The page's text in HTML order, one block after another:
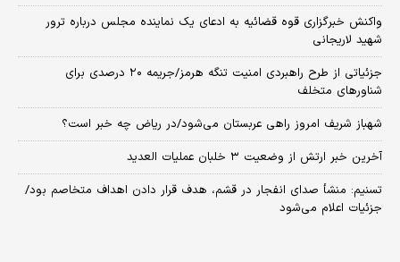
واکنش خبرگزاری قوه قضائیه به ادعای یک نماینده مجلس درباره ترور
شهید لاریجانی
جزئیاتی از طرح راهبردی امنیت تنگه هرمز/جریمه ۲۰ درصدی برای
شناورهای متخلف
شهباز شریف امروز راهی عربستان می‌شود/در ریاض چه خبر است؟
آخرین خبر ارتش از وضعیت ۳ خلبان عملیات العدید
تسنیم: منشأ صدای انفجار در قشم، هدف قرار دادن اهداف متخاصم بود/
جزئیات اعلام می‌شود